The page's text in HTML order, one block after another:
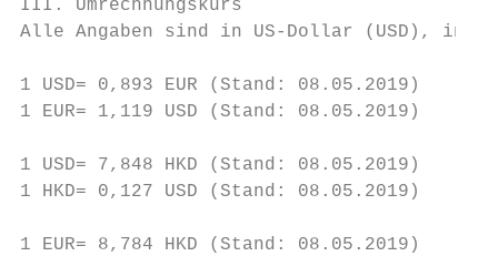
III. Umrechnungskurs
Alle Angaben sind in US-Dollar (USD), in
1 USD= 0,893 EUR (Stand: 08.05.2019)
1 EUR= 1,119 USD (Stand: 08.05.2019)
1 USD= 7,848 HKD (Stand: 08.05.2019)
1 HKD= 0,127 USD (Stand: 08.05.2019)
1 EUR= 8,784 HKD (Stand: 08.05.2019)